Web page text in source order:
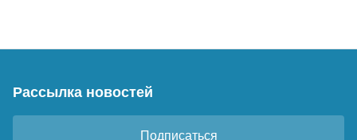
Рассылка новостей
Подписаться